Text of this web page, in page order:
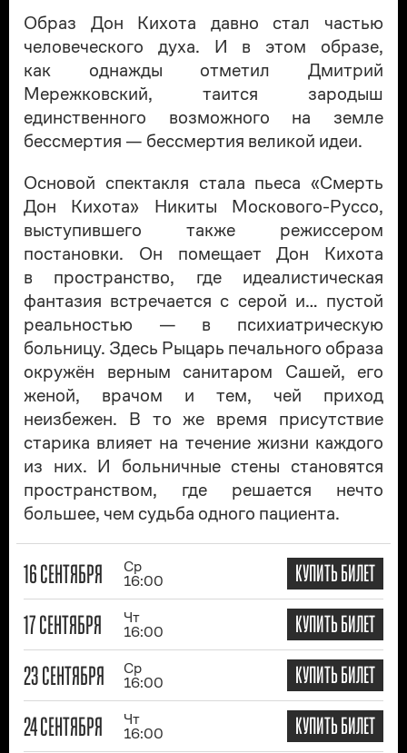
Образ Дон Кихота давно стал частью
человеческого духа. И в этом образе,
как однажды отметил Дмитрий
Мережковский, таится зародыш
единственного возможного на земле
бессмертия — бессмертия великой идеи.
Основой спектакля стала пьеса «Смерть
Дон Кихота» Никиты Москового-Руссо,
выступившего также режиссером
постановки. Он помещает Дон Кихота
в пространство, где идеалистическая
фантазия встречается с серой и… пустой
реальностью — в психиатрическую
больницу. Здесь Рыцарь печального образа
окружён верным санитаром Сашей, его
женой, врачом и тем, чей приход
неизбежен. В то же время присутствие
старика влияет на течение жизни каждого
из них. И больничные стены становятся
пространством, где решается нечто
большее, чем судьба одного пациента.
16 СЕНТЯБРЯ
Ср
16:00
КУПИТЬ БИЛЕТ
17 СЕНТЯБРЯ
Чт
16:00
КУПИТЬ БИЛЕТ
23 СЕНТЯБРЯ
Ср
16:00
КУПИТЬ БИЛЕТ
24 СЕНТЯБРЯ
Чт
16:00
КУПИТЬ БИЛЕТ